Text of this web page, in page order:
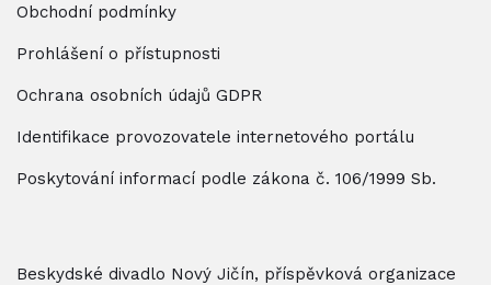
Obchodní podmínky
Prohlášení o přístupnosti
Ochrana osobních údajů GDPR
Identifikace provozovatele internetového portálu
Poskytování informací podle zákona č. 106/1999 Sb.
Beskydské divadlo Nový Jičín, příspěvková organizace